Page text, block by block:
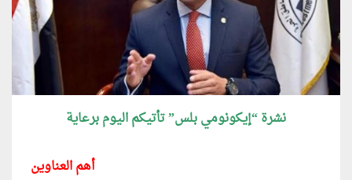
نشرة “إيكونومي بلس” تأتيكم اليوم برعاية
أهم العناوين